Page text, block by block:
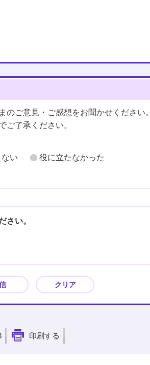
ご意見・ご感想をお聞かせください。
ご了承ください。
い 役に立たなかった
さい。
印刷する